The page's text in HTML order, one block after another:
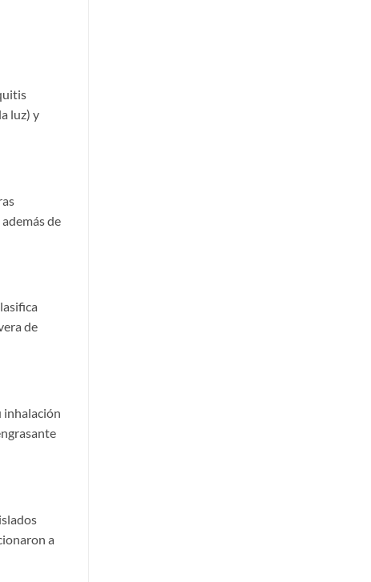
luz) y
de
de
inhalación
a